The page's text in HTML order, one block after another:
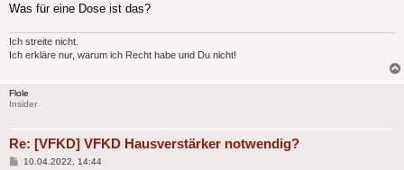
Was für eine Dose ist das?
Ich streite nicht.
Ich erkläre nur, warum ich Recht habe und Du nicht!
Flole
Insider
Re: [VFKD] VFKD Hausverstärker notwendig?
Beitrag
10.04.2022, 14:44